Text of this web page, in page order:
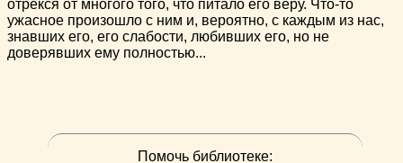
отрекся от многого того, что питало его веру. Что-то
ужасное произошло с ним и, вероятно, с каждым из нас,
знавших его, его слабости, любивших его, но не
доверявших ему полностью...
Помочь библиотеке: